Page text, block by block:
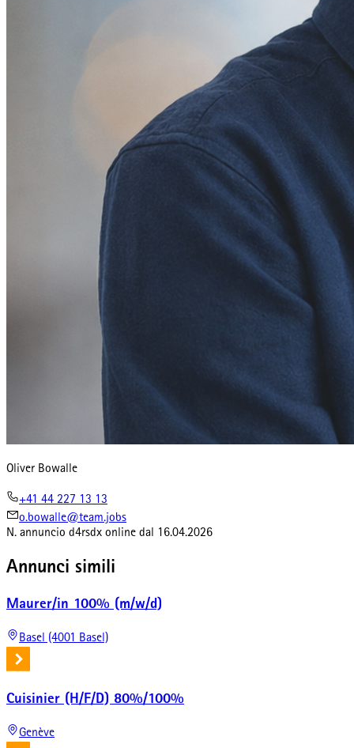
Oliver Bowalle
+41 44 227 13 13
o.bowalle@team.jobs
N. annuncio d4rsdx online dal 16.04.2026
Annunci simili
Maurer/in 100% (m/w/d)
Basel (4001 Basel)
Cuisinier (H/F/D) 80%/100%
Genève